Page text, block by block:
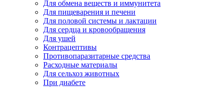
Для обмена веществ и иммунитета
Для пищеварения и печени
Для половой системы и лактации
Для сердца и кровообращения
Для ушей
Контрацептивы
Противопаразитарные средства
Расходные материалы
Для сельхоз животных
При диабете